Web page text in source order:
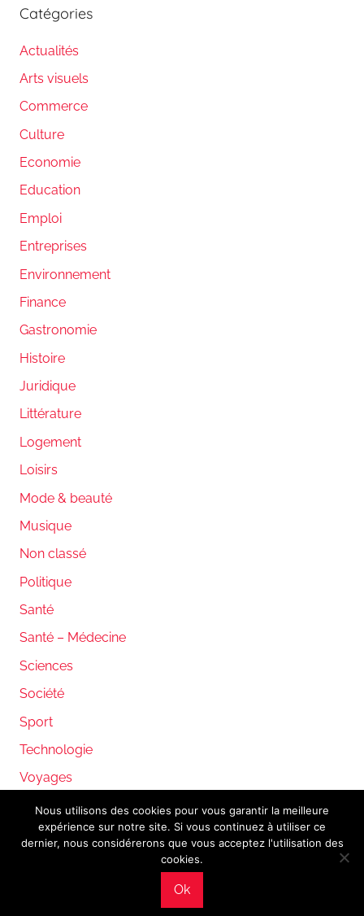
Catégories
Actualités
Arts visuels
Commerce
Culture
Economie
Education
Emploi
Entreprises
Environnement
Finance
Gastronomie
Histoire
Juridique
Littérature
Logement
Loisirs
Mode & beauté
Musique
Non classé
Politique
Santé
Santé – Médecine
Sciences
Société
Sport
Technologie
Voyages
WordPress Theme: Donovan by ThemeZee.
Mentions légales
Nous utilisons des cookies pour vous garantir la meilleure
expérience sur notre site. Si vous continuez à utiliser ce
dernier, nous considérerons que vous acceptez l'utilisation des
cookies.
Ok